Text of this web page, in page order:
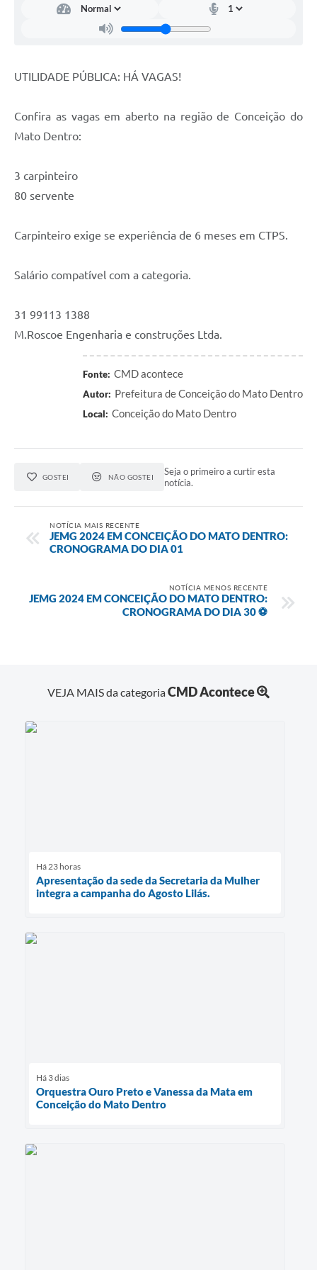
Notificações de Penalidades – Decisões
Notificações Obras e Posturas
Conselho Municipal de Conservação e Defesa do
Meio Ambiente-CODEMA
Contratos
Arquivos para Download
Projetos
Contas Públicas
Diário Oficial
UTILIDADE PÚBLICA: HÁ VAGAS!
Confira as vagas em aberto na região de Conceição do
Mato Dentro:
3 carpinteiro
80 servente
Carpinteiro exige se experiência de 6 meses em CTPS.
Salário compatível com a categoria.
31 99113 1388
M.Roscoe Engenharia e construções Ltda.
Fonte: CMD acontece
Autor: Prefeitura de Conceição do Mato Dentro
Local: Conceição do Mato Dentro
GOSTEI NÃO GOSTEI
Seja o primeiro a curtir esta
notícia.
NOTÍCIA MAIS RECENTE
JEMG 2024 EM CONCEIÇÃO DO MATO DENTRO:
CRONOGRAMA DO DIA 01
NOTÍCIA MENOS RECENTE
JEMG 2024 EM CONCEIÇÃO DO MATO DENTRO:
CRONOGRAMA DO DIA 30 ⚽
VEJA MAIS da categoriaCMD Acontece
Há 23 horas
Apresentação da sede da Secretaria da Mulher
integra a campanha do Agosto Lilás.
Há 3 dias
Orquestra Ouro Preto e Vanessa da Mata em
Conceição do Mato Dentro